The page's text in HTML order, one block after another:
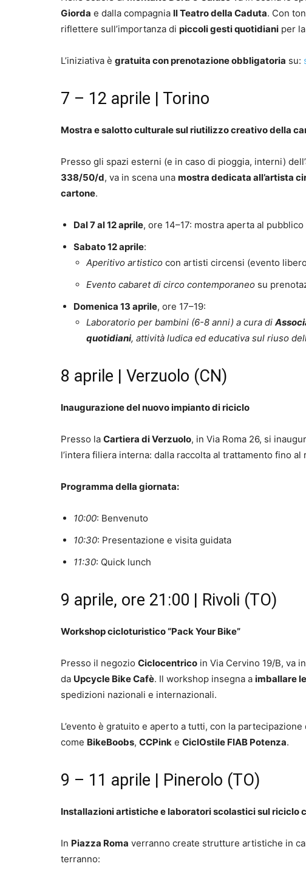
Giorda e dalla compagnia Il Teatro della Caduta. Con
riflettere sull’importanza di piccoli gesti quotidiani per
L’iniziativa è gratuita con prenotazione obbligatoria su:
7 – 12 aprile | Torino
Mostra e salotto culturale sul riutilizzo creativo della
Presso gli spazi esterni (e in caso di pioggia, interni)
338/50/d, va in scena una mostra dedicata all’artista
cartone.
Dal 7 al 12 aprile, ore 14–17: mostra aperta al pubblico
Sabato 12 aprile:
Aperitivo artistico con artisti circensi (evento
Evento cabaret di circo contemporaneo su
Domenica 13 aprile, ore 17–19:
Laboratorio per bambini (6-8 anni) a cura di
quotidiani, attività ludica ed educativa sul riuso
8 aprile | Verzuolo (CN)
Inaugurazione del nuovo impianto di riciclo
Presso la Cartiera di Verzuolo, in Via Roma 26, si
l’intera filiera interna: dalla raccolta al trattamento fino
Programma della giornata:
10:00: Benvenuto
10:30: Presentazione e visita guidata
11:30: Quick lunch
9 aprile, ore 21:00 | Rivoli (TO)
Workshop cicloturistico “Pack Your Bike”
Presso il negozio Ciclocentrico in Via Cervino 19/B, va
da Upcycle Bike Cafè. Il workshop insegna a imballare
spedizioni nazionali e internazionali.
L’evento è gratuito e aperto a tutti, con la
come BikeBoobs, CCPink e CiclOstile FIAB Potenza.
9 – 11 aprile | Pinerolo (TO)
Installazioni artistiche e laboratori scolastici sul riciclo
In Piazza Roma verranno create strutture artistiche in
terranno: